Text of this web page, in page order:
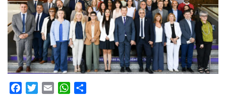
FacebookTwitterEmail WhatsApp